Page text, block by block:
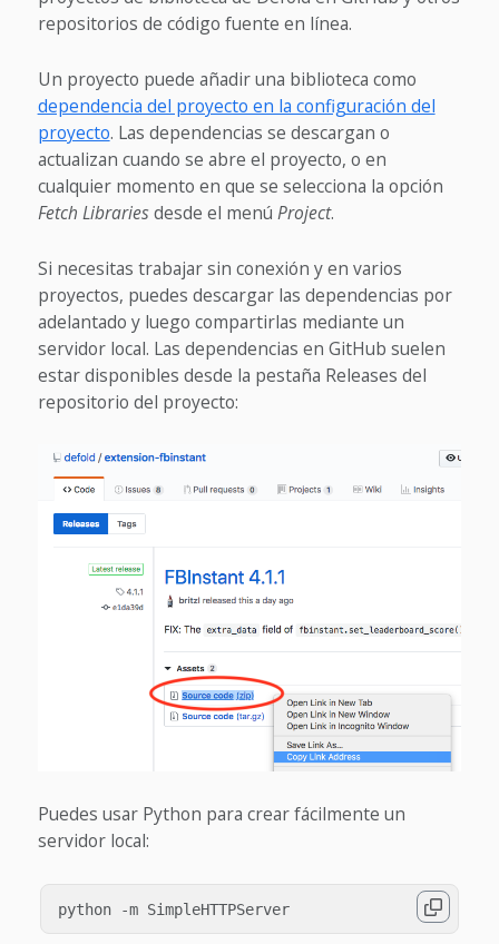
repositorios de código fuente en línea.
Un proyecto puede añadir una biblioteca como
dependencia del proyecto en la configuración del
proyecto. Las dependencias se descargan o
actualizan cuando se abre el proyecto, o en
cualquier momento en que se selecciona la opción
Fetch Librariesdesde el menú Project.
Si necesitas trabajar sin conexión y en varios
proyectos, puedes descargar las dependencias por
adelantado y luego compartirlas mediante un
servidor local. Las dependencias en GitHub suelen
estar disponibles desde la pestaña Releases del
repositorio del proyecto:
Puedes usar Python para crear fácilmente un
servidor local: